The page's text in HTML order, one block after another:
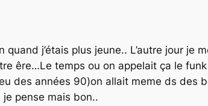
j’étais plus jeune.. L’autre jour je
êre…Le temps ou on appelait ça le
des années 90)on allait meme ds des
je pense mais bon..